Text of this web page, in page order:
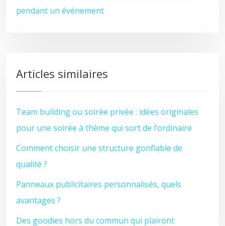
pendant un événement
Articles similaires
Team building ou soirée privée : idées originales
pour une soirée à thème qui sort de l’ordinaire
Comment choisir une structure gonflable de
qualité ?
Panneaux publicitaires personnalisés, quels
avantages ?
Des goodies hors du commun qui plairont